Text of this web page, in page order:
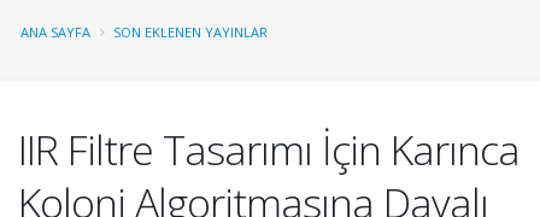
ANA SAYFA SON EKLENEN YAYINLAR
IIR Filtre Tasarımı İçin Karınca
Koloni Algoritmasına Dayalı